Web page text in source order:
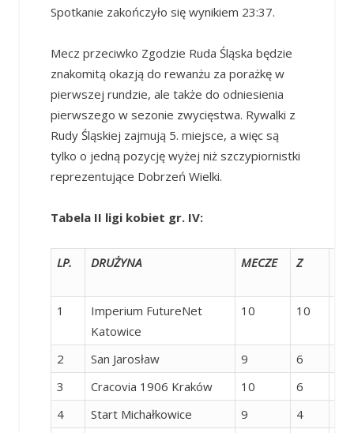
Spotkanie zakończyło się wynikiem 23:37.
Mecz przeciwko Zgodzie Ruda Śląska będzie
znakomitą okazją do rewanżu za porażkę w
pierwszej rundzie, ale także do odniesienia
pierwszego w sezonie zwycięstwa. Rywalki z
Rudy Śląskiej zajmują 5. miejsce, a więc są
tylko o jedną pozycję wyżej niż szczypiornistki
reprezentujące Dobrzeń Wielki.
Tabela II ligi kobiet gr. IV:
LP. DRUŻYNA MECZE Z
1
Imperium FutureNet
Katowice
10 10
2 San Jarosław 9 6
3
Cracovia 1906 Kraków 10 6
4
Start Michałkowice 9 4